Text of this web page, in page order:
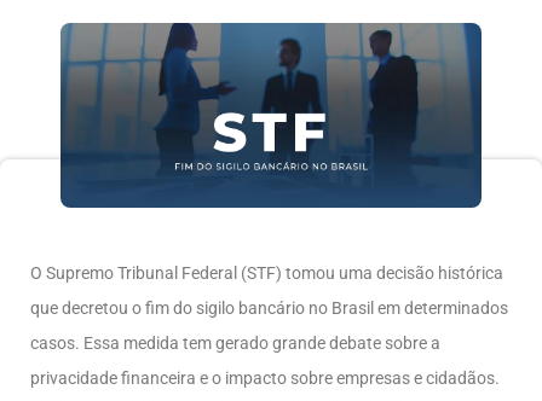
O Supremo Tribunal Federal (STF) tomou uma decisão histórica
que decretou o fim do sigilo bancário no Brasil em determinados
casos. Essa medida tem gerado grande debate sobre a
privacidade financeira e o impacto sobre empresas e cidadãos.